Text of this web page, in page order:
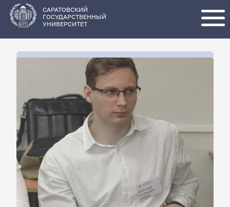
основному
содержанию
САРАТОВСКИЙ
ГОСУДАРСТВЕННЫЙ
УНИВЕРСИТЕТ